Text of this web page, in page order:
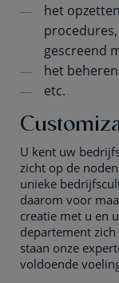
het
gescreend
het
etc.
U kent uw
zicht op de
unieke
daarom voor
creatie met u en
departement
staan onze
voldoende